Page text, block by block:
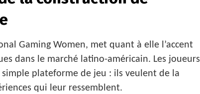
Gaming Women, met quant à elle l’accent
dans le marché latino-américain. Les joueurs
plateforme de jeu : ils veulent de la
qui leur ressemblent.